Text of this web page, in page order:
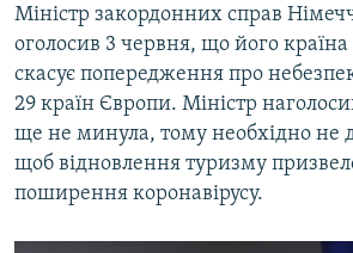
Міністр закордонних справ
оголосив 3 червня, що його країна
скасує попередження про
29 країн Європи. Міністр
ще не минула, тому необхідно не
щоб відновлення туризму
поширення коронавірусу.